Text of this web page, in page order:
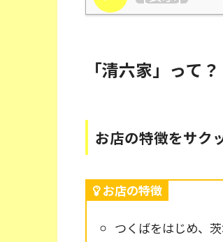
「清六家」って？
お店の特徴をサク
お店の特徴
つくばをはじめ、